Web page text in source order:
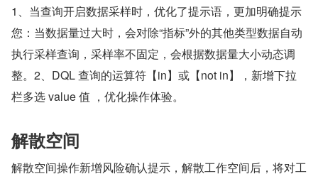
1、当查询开启数据采样时，优化了提示语，更加明确提示
您：当数据量过大时，会对除“指标”外的其他类型数据自动
执行采样查询，采样率不固定，会根据数据量大小动态调
整。2、DQL 查询的运算符【in】或【not in】，新增下拉
栏多选 value 值 ，优化操作体验。
解散空间
解散空间操作新增风险确认提示，解散工作空间后，将对工